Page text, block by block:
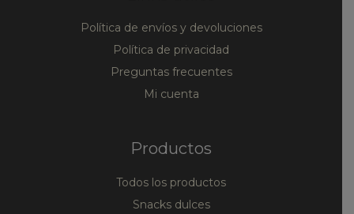
Política de envíos y devoluciones
Política de privacidad
Preguntas frecuentes
Mi cuenta
Productos
Todos los productos
Snacks dulces